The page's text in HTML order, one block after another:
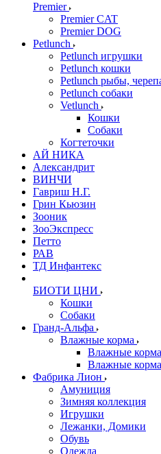
Premier
Premier CAT
Premier DOG
Petlunch
Petlunch игрушки
Petlunch кошки
Petlunch рыбы,
Petlunch собаки
Vetlunch
Кошки
Собаки
Когтеточки
АЙ НИКА
Александрит
ВИНЧИ
Гавриш Н.Г.
Грин Кьюзин
Зооник
ЗооЭкспресс
Петто
РАВ
ТД Инфантекс
БИОТИ ЦНИ
Кошки
Собаки
Гранд-Альфа
Влажные корма
Влажные
Влажные
Фабрика Лион
Амуниция
Зимняя коллекция
Игрушки
Лежанки, Домики
Обувь
Одежда